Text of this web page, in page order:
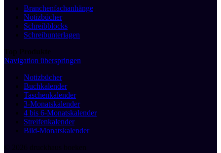
Branchenfachanhänge
Notizbücher
Schreibblocks
Schreibunterlagen
Top Produkte
Navigation überspringen
Notizbücher
Buchkalender
Taschenkalender
3-Monatskalender
4 bis 6-Monatskalender
Streifenkalender
Bild-Monatskalender
© 2026 druckhaus boeken